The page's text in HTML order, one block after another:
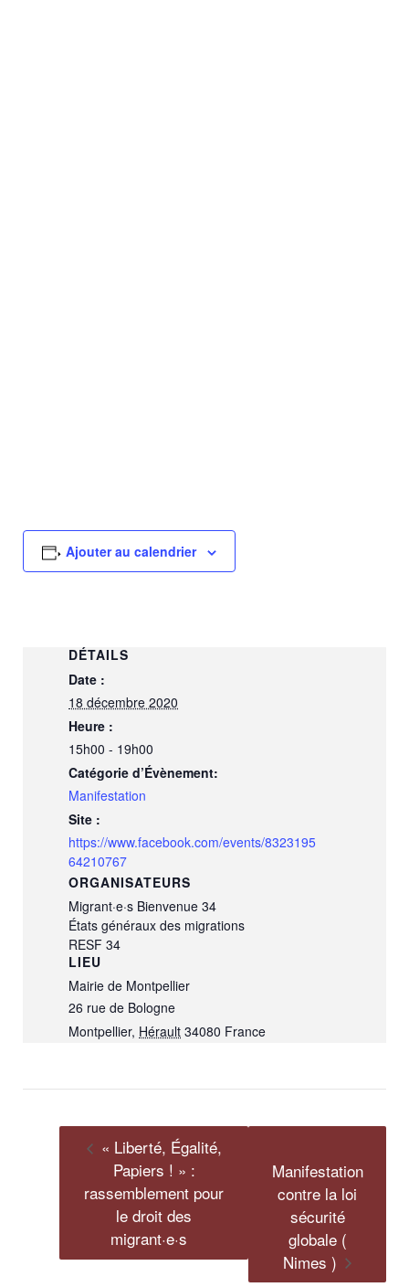
Ajouter au calendrier
DÉTAILS
Date :
18 décembre 2020
Heure :
15h00 - 19h00
Catégorie d’Évènement:
Manifestation
Site :
https://www.facebook.com/events/8323195
64210767
LIEU
Mairie de Montpellier
26 rue de Bologne
Montpellier, Hérault 34080 France
ORGANISATEURS
Migrant·e·s Bienvenue 34
États généraux des migrations
RESF 34
« Liberté, Égalité,
Papiers ! » :
rassemblement pour
le droit des
migrant·e·s
Manifestation
contre la loi
sécurité
globale (
Nimes )